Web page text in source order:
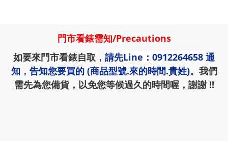
門市看錶需知/Precautions
如要來門市看錶自取， 請先Line：0912264658 通
知，告知您要買的 (商品型號.來的時間.貴姓)。我們
需先為您備貨，以免您等候過久的時間喔，謝謝 !!